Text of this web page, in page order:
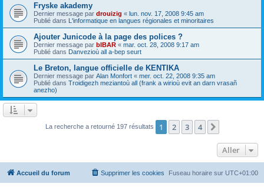
Fryske akademy
Dernier message par drouizig « lun. nov. 17, 2008 9:45 am
Publié dans L'informatique en langues régionales et minoritaires
Ajouter Junicode à la page des polices ?
Dernier message par bIBAR « mar. oct. 28, 2008 9:17 am
Publié dans Danvezioù all a-bep seurt
Le Breton, langue officielle de KENTIKA
Dernier message par Alan Monfort « mer. oct. 22, 2008 9:35 am
Publié dans Troidigezh meziantoù all (frank a wirioù evit an darn vrasañ
anezho)
La recherche a retourné 197 résultats 1 2 3 4
Aller
Accueil du forum Fuseau horaire sur UTC+01:00
Supprimer les cookies